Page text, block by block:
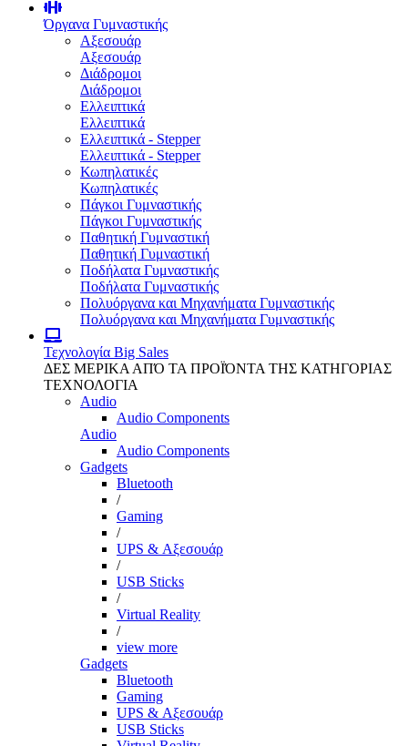
Όργανα Γυμναστικής
Αξεσουάρ
Αξεσουάρ
Διάδρομοι
Διάδρομοι
Ελλειπτικά
Ελλειπτικά
Ελλειπτικά - Stepper
Ελλειπτικά - Stepper
Κωπηλατικές
Κωπηλατικές
Πάγκοι Γυμναστικής
Πάγκοι Γυμναστικής
Παθητική Γυμναστική
Παθητική Γυμναστική
Ποδήλατα Γυμναστικής
Ποδήλατα Γυμναστικής
Πολυόργανα και Μηχανήματα Γυμναστικής
Πολυόργανα και Μηχανήματα Γυμναστικής
Τεχνολογία Big Sales
ΔΕΣ ΜΕΡΙΚΑ ΑΠΌ ΤΑ ΠΡΟΪΌΝΤΑ ΤΗΣ ΚΑΤΗΓΟΡΙΑΣ
ΤΕΧΝΟΛΟΓΙΑ
Audio
Audio Components
Audio
Audio Components
Gadgets
Bluetooth
/
Gaming
/
UPS & Αξεσουάρ
/
USB Sticks
/
Virtual Reality
/
view more
Gadgets
Bluetooth
Gaming
UPS & Αξεσουάρ
USB Sticks